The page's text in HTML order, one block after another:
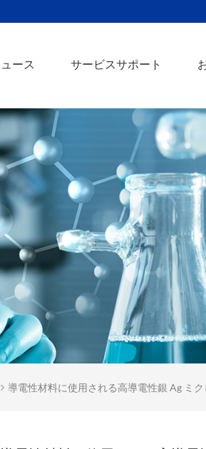
ース サービスサポート
導電性材料に使用される高導電性銀 Ag ミ